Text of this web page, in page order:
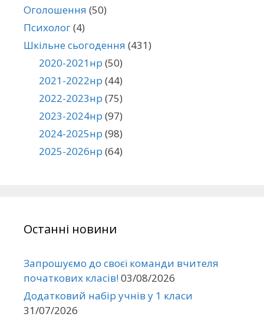
Оголошення (50)
Психолог(4)
Шкільне сьогодення (431)
2020-2021нр (50)
2021-2022нр (44)
2022-2023нр (75)
2023-2024нр (97)
2024-2025нр (98)
2025-2026нр (64)
Останні новини
Запрошуємо до своєї команди вчителя
початкових класів!03/08/2026
Додатковий набір учнів у 1 класи
31/07/2026